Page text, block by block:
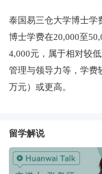
泰国易三仓大学博士学
博士学费在20,000至
4,000元，属于相对较
管理与领导力等，学费
万元）或更高。
留学解说